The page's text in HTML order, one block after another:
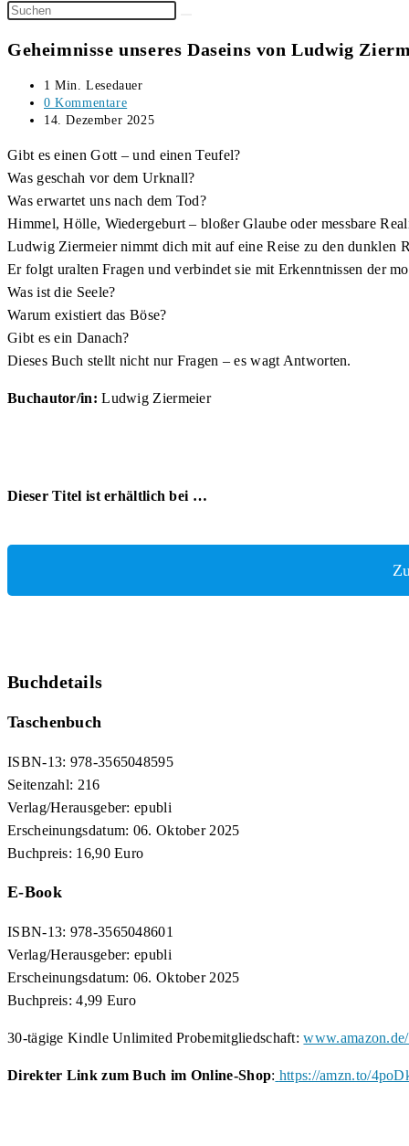
Diese
durchsuchen
Geheimnisse unseres Daseins von Ludwig
Lesedauer:
1 Min. Lesedauer
Beitrags-
Kommentare:
0 Kommentare
Beitrag
14. Dezember 2025
Gibt es einen Gott – und einen Teufel?
Was geschah vor dem Urknall?
Was erwartet uns nach dem Tod?
Himmel, Hölle, Wiedergeburt – bloßer Glaube oder messbare
Ludwig Ziermeier nimmt dich mit auf eine Reise zu den dunklen
Er folgt uralten Fragen und verbindet sie mit Erkenntnissen der
Was ist die Seele?
Warum existiert das Böse?
Gibt es ein Danach?
Dieses Buch stellt nicht nur Fragen – es wagt Antworten.
Buchautor/in:Ludwig Ziermeier
Dieser Titel ist erhältlich bei …
Buchdetails
Taschenbuch
ISBN-13: 978-3565048595
Seitenzahl: 216
Verlag/Herausgeber: epubli
Erscheinungsdatum: 06. Oktober 2025
Buchpreis: 16,90 Euro
E-Book
ISBN-13: 978-3565048601
Verlag/Herausgeber: epubli
Erscheinungsdatum: 06. Oktober 2025
Buchpreis: 4,99 Euro
30-tägige Kindle Unlimited Probemitgliedschaft:
Direkter Link zum Buch im Online-Shop: https://amzn.to/